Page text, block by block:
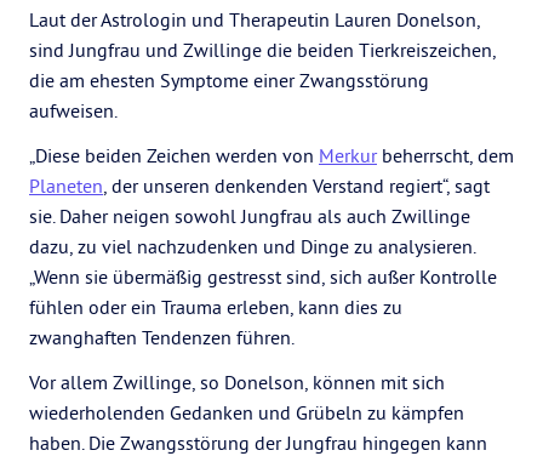
Laut der Astrologin und Therapeutin Lauren Donelson,
sind Jungfrau und Zwillinge die beiden Tierkreiszeichen,
die am ehesten Symptome einer Zwangsstörung
aufweisen.
„Diese beiden Zeichen werden von Merkurbeherrscht, dem
Planeten, der unseren denkenden Verstand regiert“, sagt
sie. Daher neigen sowohl Jungfrau als auch Zwillinge
dazu, zu viel nachzudenken und Dinge zu analysieren.
„Wenn sie übermäßig gestresst sind, sich außer Kontrolle
fühlen oder ein Trauma erleben, kann dies zu
zwanghaften Tendenzen führen.
Vor allem Zwillinge, so Donelson, können mit sich
wiederholenden Gedanken und Grübeln zu kämpfen
haben. Die Zwangsstörung der Jungfrau hingegen kann